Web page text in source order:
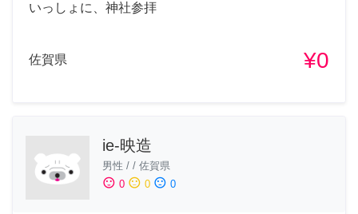
いっしょに、神社参拝
佐賀県 ¥0
ie-映造
男性 / / 佐賀県
sentiment_satisfied 0 sentiment_neutral 0 sentiment_dissatisfied 0